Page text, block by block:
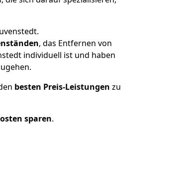
, das Entfernen von
individuell ist und haben
besten Preis-Leistungen zu
sparen.